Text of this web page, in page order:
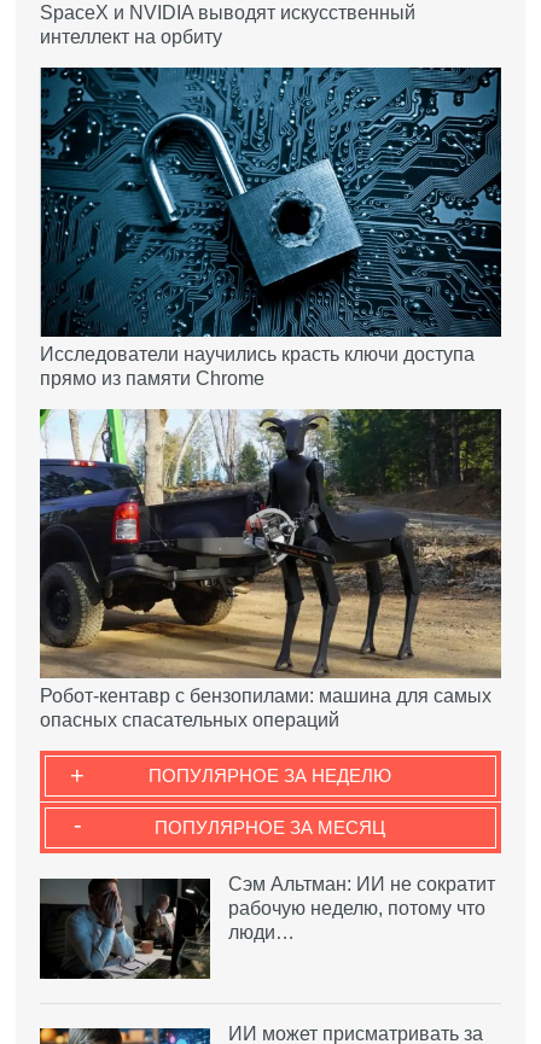
SpaceX и NVIDIA выводят искусственный
интеллект на орбиту
Исследователи научились красть ключи доступа
прямо из памяти Chrome
Робот-кентавр с бензопилами: машина для самых
опасных спасательных операций
ПОПУЛЯРНОЕ ЗА НЕДЕЛЮ
+
ПОПУЛЯРНОЕ ЗА МЕСЯЦ
-
Сэм Альтман: ИИ не сократит
рабочую неделю, потому что
люди…
ИИ может присматривать за